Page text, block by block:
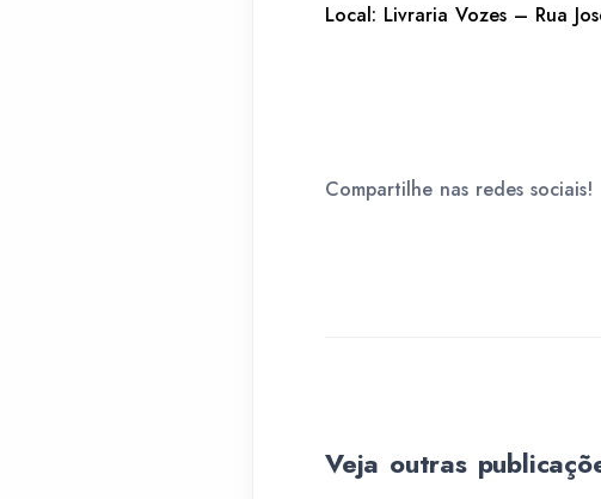
Local: Livraria Vozes – Rua
Compartilhe nas redes sociais!
Veja outras